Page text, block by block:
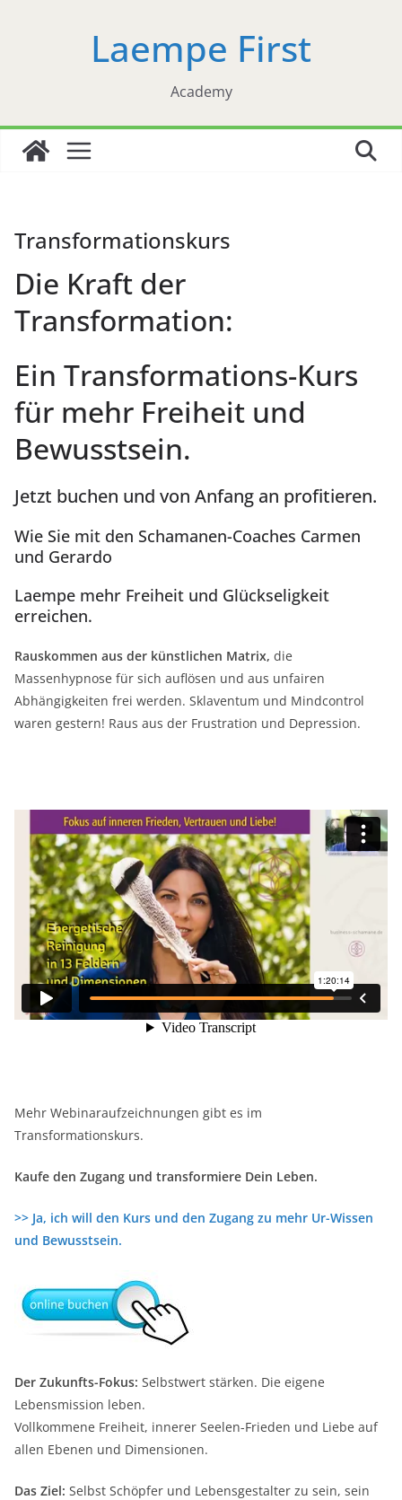
Laempe First
Academy
Transformationskurs
Die Kraft der
Transformation:
Ein Transformations-Kurs
für mehr Freiheit und
Bewusstsein.
Jetzt buchen und von Anfang an profitieren.
Wie Sie mit den Schamanen-Coaches Carmen
und Gerardo
Laempe mehr Freiheit und Glückseligkeit
erreichen.
Rauskommen aus der künstlichen Matrix, die
Massenhypnose für sich auflösen und aus unfairen
Abhängigkeiten frei werden. Sklaventum und Mindcontrol
waren gestern! Raus aus der Frustration und Depression.
Mehr Webinaraufzeichnungen gibt es im
Transformationskurs.
Kaufe den Zugang und transformiere Dein Leben.
>> Ja, ich will den Kurs und den Zugang zu mehr Ur-Wissen
und Bewusstsein.
Der Zukunfts-Fokus: Selbstwert stärken. Die eigene
Lebensmission leben.
Vollkommene Freiheit, innerer Seelen-Frieden und Liebe auf
allen Ebenen und Dimensionen.
Das Ziel: Selbst Schöpfer und Lebensgestalter zu sein, sein